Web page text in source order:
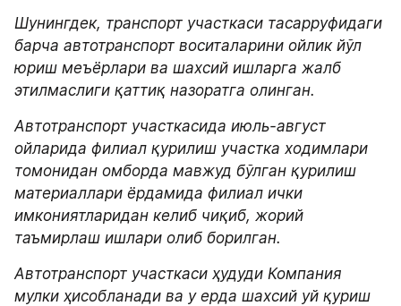
Шунингдек, транспорт участкаси тасарруфидаги
барча автотранспорт воситаларини ойлик йўл
юриш меъёрлари ва шахсий ишларга жалб
этилмаслиги қаттиқ назоратга олинган.
Автотранспорт участкасида июль-август
ойларида филиал қурилиш участка ходимлари
томонидан омборда мавжуд бўлган қурилиш
материаллари ёрдамида филиал ички
имкониятларидан келиб чиқиб, жорий
таъмирлаш ишлари олиб борилган.
Автотранспорт участкаси ҳудуди Компания
мулки ҳисобланади ва у ерда шахсий уй қуриш